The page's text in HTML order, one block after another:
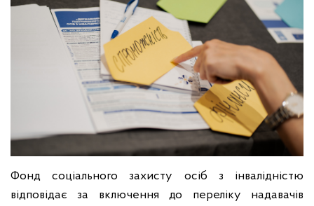
Фонд соціального захисту осіб з інвалідністю
відповідає за включення до переліку надавачів